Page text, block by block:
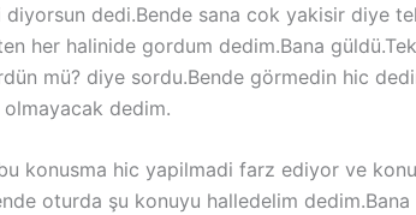
dedi.Bende sana cok yakisir diye
her halinide gordum dedim.Bana
mü? diye sordu.Bende görmedin hic
dedim.
konusma hic yapilmadi farz ediyor ve
oturda şu konuyu halledelim